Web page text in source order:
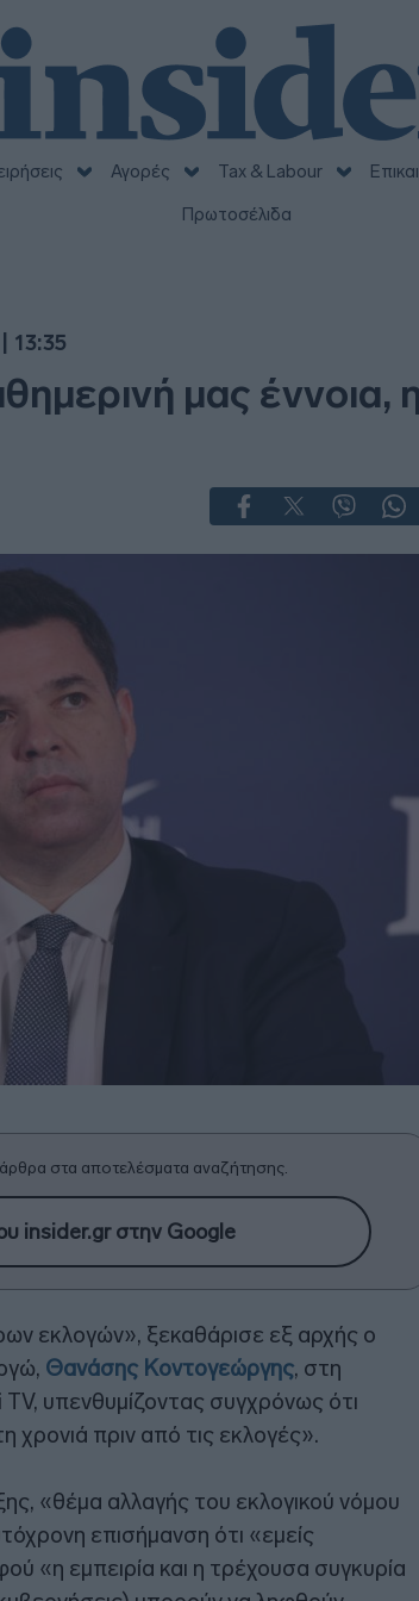
Αγορές Tax & Labour
Πρωτοσέλιδα
13:35
μας έννοια,
στα αποτελέσματα αναζήτησης.
insider.gr στην Google
εκλογών», ξεκαθάρισε εξ αρχής ο
Θανάσης Κοντογεώργης, στη
υπενθυμίζοντας συγχρόνως ότι
χρονιά πριν από τις εκλογές».
«θέμα αλλαγής του εκλογικού νόμου
επισήμανση ότι «εμείς
«η εμπειρία και η τρέχουσα συγκυρία